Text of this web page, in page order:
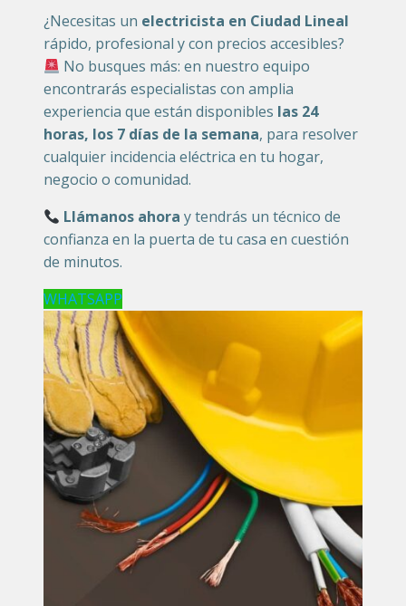
¿Necesitas un electricista en Ciudad Lineal
rápido, profesional y con precios accesibles?
No busques más: en nuestro equipo
encontrarás especialistas con amplia
experiencia que están disponibles las 24
horas, los 7 días de la semana, para resolver
cualquier incidencia eléctrica en tu hogar,
negocio o comunidad.
Llámanos ahoray tendrás un técnico de
confianza en la puerta de tu casa en cuestión
de minutos.
WHATSAPP